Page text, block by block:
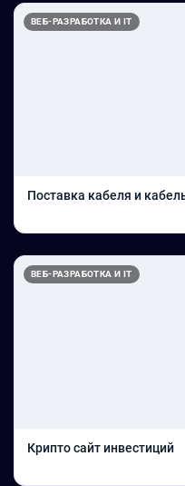
ВЕБ-РАЗРАБОТКА И IT
Поставка кабеля и
ВЕБ-РАЗРАБОТКА И IT
Крипто сайт инвестиций